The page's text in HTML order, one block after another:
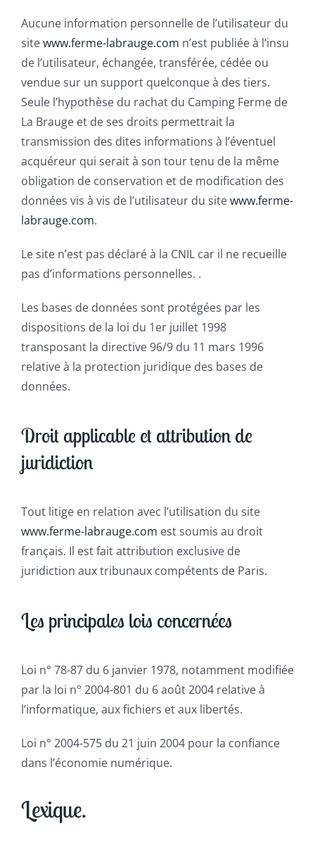
Aucune information personnelle de l’utilisateur du
sitewww.ferme-labrauge.com n’est publiée à l’insu
de l’utilisateur, échangée, transférée, cédée ou
vendue sur un support quelconque à des tiers.
Seule l’hypothèse du rachat du Camping Ferme de
La Brauge et de ses droits permettrait la
transmission des dites informations à l’éventuel
acquéreur qui serait à son tour tenu de la même
obligation de conservation et de modification des
données vis à vis de l’utilisateur du sitewww.ferme-
labrauge.com.
Le site n’est pas déclaré à la CNIL car il ne recueille
pas d’informations personnelles. .
Les bases de données sont protégées par les
dispositions de la loi du 1er juillet 1998
transposant la directive 96/9 du 11 mars 1996
relative à la protection juridique des bases de
données.
Droit applicable et attribution de
juridiction
Tout litige en relation avec l’utilisation du site
www.ferme-labrauge.com est soumis au droit
français. Il est fait attribution exclusive de
juridiction aux tribunaux compétents de Paris.
Les principales lois concernées
Loi n° 78-87 du 6 janvier 1978, notamment modifiée
par la loi n° 2004-801 du 6 août 2004 relative à
l’informatique, aux fichiers et aux libertés.
Loi n° 2004-575 du 21 juin 2004 pour la confiance
dans l’économie numérique.
Lexique.